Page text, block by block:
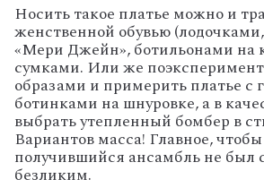
Носить такое платье можно и
женственной обувью
«Мери Джейн», ботильонами на
сумками. Или же
образами и примерить платье с
ботинками на шнуровке, а в
выбрать утепленный бомбер в
Вариантов масса! Главное, чтобы
получившийся ансамбль не был
безликим.